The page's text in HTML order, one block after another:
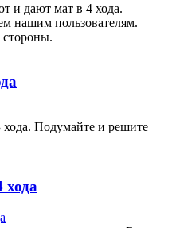
и дают мат в 4 хода.
нашим пользователям.
хода. Подумайте и решите
хода